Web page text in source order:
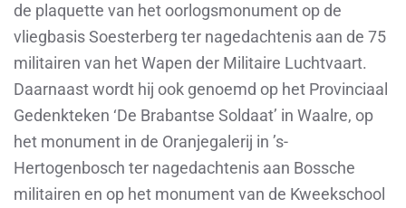
de plaquette van het oorlogsmonument op de
vliegbasis Soesterberg ter nagedachtenis aan de 75
militairen van het Wapen der Militaire Luchtvaart.
Daarnaast wordt hij ook genoemd op het Provinciaal
Gedenkteken ‘De Brabantse Soldaat’ in Waalre, op
het monument in de Oranjegalerij in ’s-
Hertogenbosch ter nagedachtenis aan Bossche
militairen en op het monument van de Kweekschool